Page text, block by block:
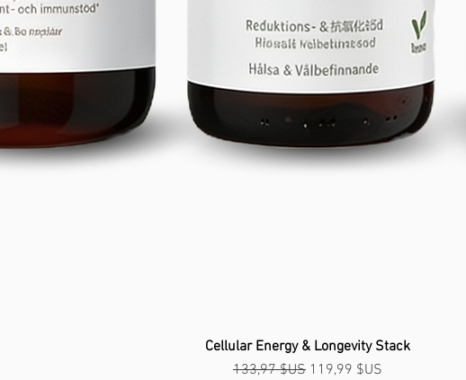
Cellular Energy & Longevity Stack
Prix original
133,97 $US Prix promotionnel
119,99 $US